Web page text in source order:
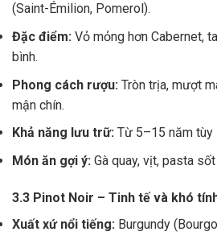
(Saint-Émilion, Pomerol).
Đặc điểm: Vỏ mỏng hơn Cabernet,
bình.
Phong cách rượu: Tròn trịa, mượt
mận chín.
Khả năng lưu trữ: Từ 5–15 năm tùy
Món ăn gợi ý: Gà quay, vịt, pasta
3.3 Pinot Noir – Tinh tế và khó
Xuất xứ nổi tiếng: Burgundy